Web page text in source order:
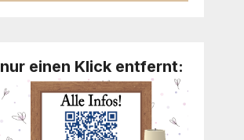
nur einen Klick entfernt: